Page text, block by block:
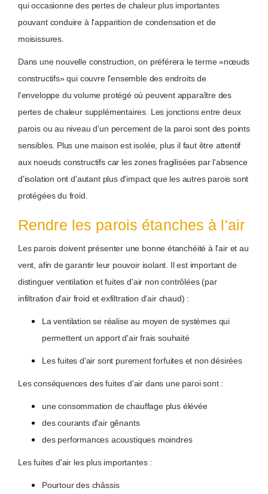
qui occasionne des pertes de chaleur plus importantes
pouvant conduire à l'apparition de condensation et de
moisissures.
Dans une nouvelle construction, on préférera le terme «nœuds
constructifs» qui couvre l'ensemble des endroits de
l'enveloppe du volume protégé où peuvent apparaître des
pertes de chaleur supplémentaires. Les jonctions entre deux
parois ou au niveau d'un percement de la paroi sont des points
sensibles. Plus une maison est isolée, plus il faut être attentif
aux noeuds constructifs car les zones fragilisées par l'absence
d'isolation ont d'autant plus d'impact que les autres parois sont
protégées du froid.
Rendre les parois étanches à l'air
Les parois doivent présenter une bonne étanchéité à l'air et au
vent, afin de garantir leur pouvoir isolant. Il est important de
distinguer ventilation et fuites d'air non contrôlées (par
infiltration d'air froid et exfiltration d'air chaud) :
La ventilation se réalise au moyen de systèmes qui
permettent un apport d'air frais souhaité
Les fuites d'air sont purement forfuites et non désirées
Les conséquences des fuites d'air dans une paroi sont :
une consommation de chauffage plus élévée
des courants d'air gênants
des performances acoustiques moindres
Les fuites d'air les plus importantes :
Pourtour des châssis